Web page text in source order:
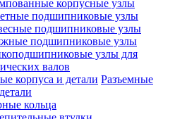
корпусные узлы
подшипниковые узлы
подшипниковые узлы
подшипниковые узлы
узлы для
валов
Разъемные
кольца